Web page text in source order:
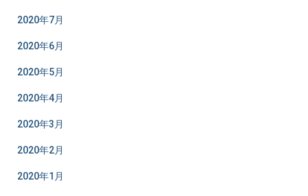
2020年7月
2020年6月
2020年5月
2020年4月
2020年3月
2020年2月
2020年1月